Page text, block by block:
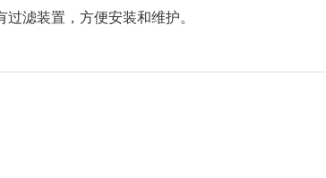
滤装置，方便安装和维护。